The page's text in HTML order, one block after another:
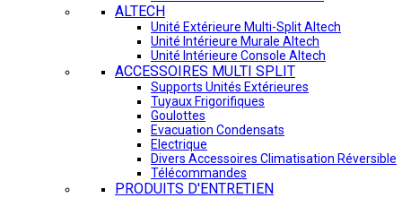
ALTECH
Unité Extérieure Multi-Split Altech
Unité Intérieure Murale Altech
Unité Intérieure Console Altech
ACCESSOIRES MULTI SPLIT
Supports Unités Extérieures
Tuyaux Frigorifiques
Goulottes
Evacuation Condensats
Electrique
Divers Accessoires Climatisation Réversible
Télécommandes
PRODUITS D'ENTRETIEN